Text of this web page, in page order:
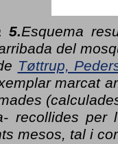
5.Esquema
del
Tøttrup,
marcat
recollides per
mesos, tal i